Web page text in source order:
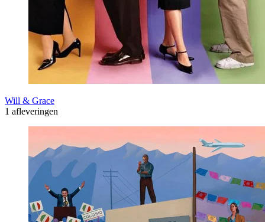
Will & Grace
1 afleveringen